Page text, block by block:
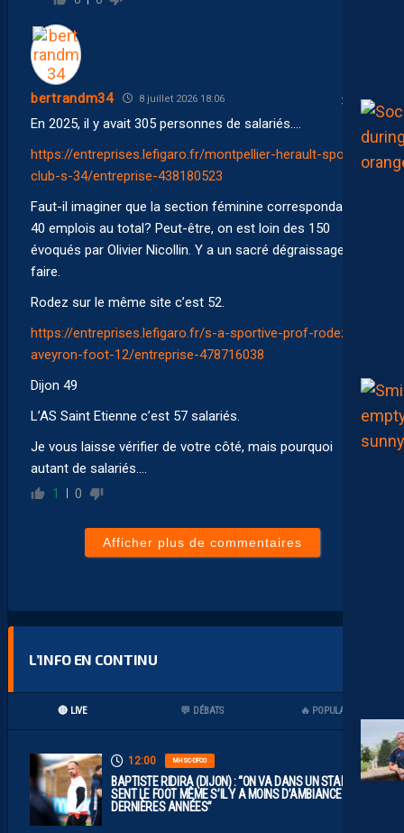
bertrandm34 8 juillet 2026 18:06
En 2025, il y avait 305 personnes de salariés….
https://entreprises.lefigaro.fr/montpellier-herault-sport-
club-s-34/entreprise-438180523
Faut-il imaginer que la section féminine correspondait à
40 emplois au total? Peut-être, on est loin des 150
évoqués par Olivier Nicollin. Y a un sacré dégraissage à
faire.
Rodez sur le même site c’est 52.
https://entreprises.lefigaro.fr/s-a-sportive-prof-rodez-
aveyron-foot-12/entreprise-478716038
Dijon 49
L’AS Saint Etienne c’est 57 salariés.
Je vous laisse vérifier de votre côté, mais pourquoi
autant de salariés….
1 0
Afficher plus de commentaires
L’INFO EN CONTINU
🔴 LIVE 💬 DÉBATS 🔥 POPULAIRES
12:00 MHSC-DFCO
BAPTISTE RIDIRA (DIJON) : “ON VA DANS UN STADE QUI
SENT LE FOOT MÊME S’IL Y A MOINS D’AMBIANCE CES
DERNIÈRES ANNÉES”